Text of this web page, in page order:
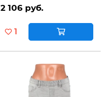
2 106 руб.
1